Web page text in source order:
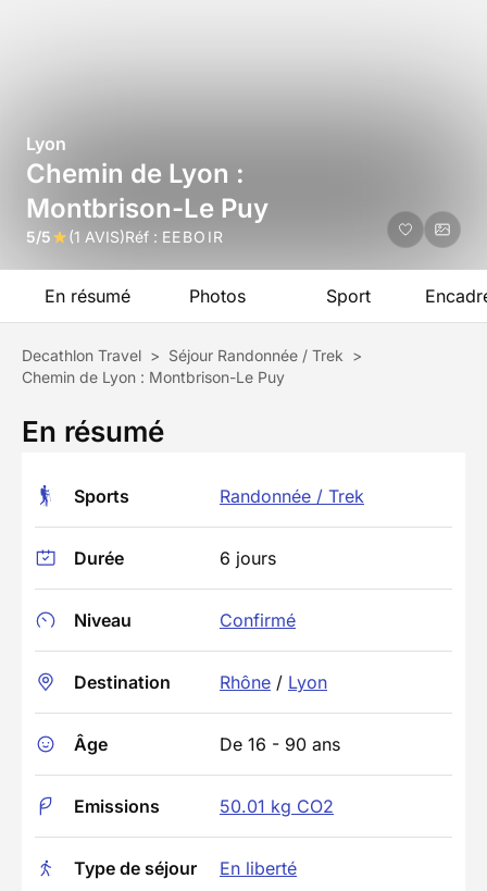
Lyon
Chemin de Lyon :
Montbrison-Le Puy
5/5 (1 AVIS)Réf : EEBOIR
En résumé Photos Sport
Decathlon Travel > Séjour Randonnée / Trek >
Chemin de Lyon : Montbrison-Le Puy
En résumé
Sports Randonnée / Trek
Durée 6 jours
Niveau Confirmé
Destination Rhône / Lyon
Âge De 16 - 90 ans
Emissions 50.01 kg CO2
Type de séjour En liberté